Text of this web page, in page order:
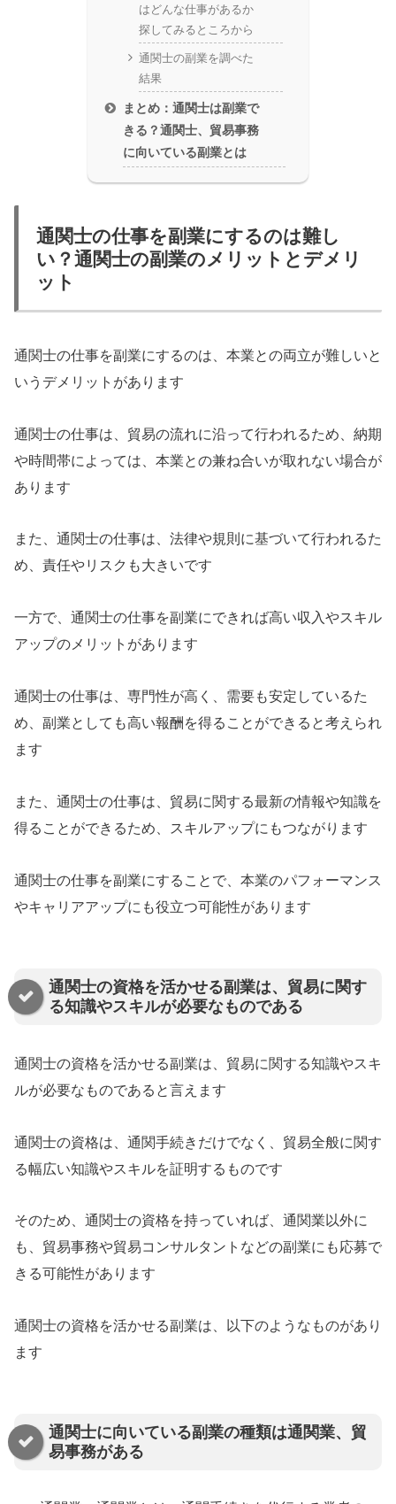
はどんな仕事があるか
探してみるところから
通関士の副業を調べた
結果
まとめ：通関士は副業で
きる？通関士、貿易事務
に向いている副業とは
通関士の仕事を副業にするのは難し
い？通関士の副業のメリットとデメリ
ット
通関士の仕事を副業にするのは、本業との両立が難しいと
いうデメリットがあります
通関士の仕事は、貿易の流れに沿って行われるため、納期
や時間帯によっては、本業との兼ね合いが取れない場合が
あります
また、通関士の仕事は、法律や規則に基づいて行われるた
め、責任やリスクも大きいです
一方で、通関士の仕事を副業にできれば高い収入やスキル
アップのメリットがあります
通関士の仕事は、専門性が高く、需要も安定しているた
め、副業としても高い報酬を得ることができると考えられ
ます
また、通関士の仕事は、貿易に関する最新の情報や知識を
得ることができるため、スキルアップにもつながります
通関士の仕事を副業にすることで、本業のパフォーマンス
やキャリアアップにも役立つ可能性があります
通関士の資格を活かせる副業は、貿易に関す
る知識やスキルが必要なものである
通関士の資格を活かせる副業は、貿易に関する知識やスキ
ルが必要なものであると言えます
通関士の資格は、通関手続きだけでなく、貿易全般に関す
る幅広い知識やスキルを証明するものです
そのため、通関士の資格を持っていれば、通関業以外に
も、貿易事務や貿易コンサルタントなどの副業にも応募で
きる可能性があります
通関士の資格を活かせる副業は、以下のようなものがあり
ます
通関士に向いている副業の種類は通関業、貿
易事務がある